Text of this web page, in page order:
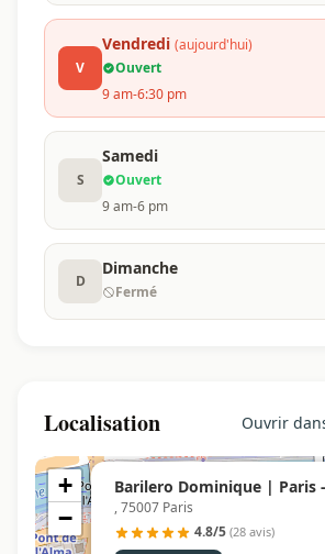
V
Vendredi (aujourd'hui)
Ouvert
9 am-6:30 pm
S
Samedi
Ouvert
9 am-6 pm
D
Dimanche
Fermé
Localisation Ouvrir
Barilero Dominique | Paris
, 75007 Paris
4.8/5 (28 avis)
+
−